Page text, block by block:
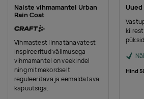
Naiste vihmamantel Urban
Rain Coat
Vihmastest linnatänavatest
inspireeritud välimusega
vihmamantel on veekindel
ning mitmekordselt
reguleeritava ja eemaldatava
kapuutsiga.
Hind